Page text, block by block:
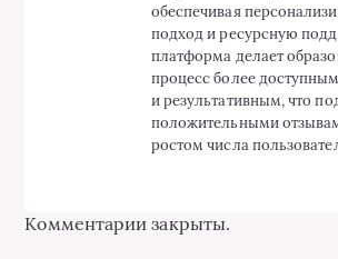
обеспечивая
подход и ресурсную
платформа делает
процесс более
и результативным, что
положительными
ростом числа
Комментарии закрыты.